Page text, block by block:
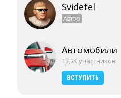
Svidetel
Автор
Автомобили
17,7K участников
ВСТУПИТЬ